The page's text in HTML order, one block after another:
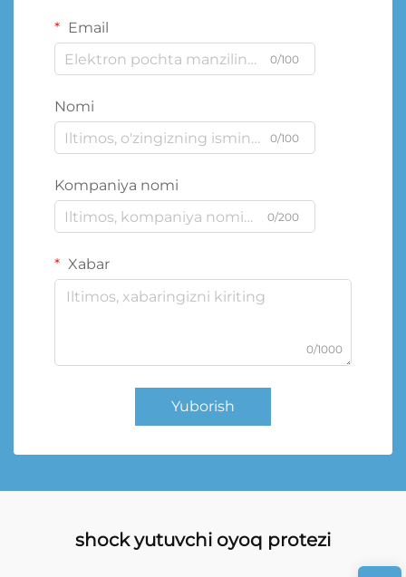
Email
0/100
Nomi
0/100
Kompaniya nomi
0/200
Xabar
0/1000
Yuborish
shock yutuvchi oyoq protezi